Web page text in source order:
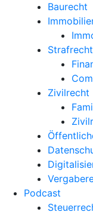
Baurecht
Strafrecht
Zivilrecht
Podcast